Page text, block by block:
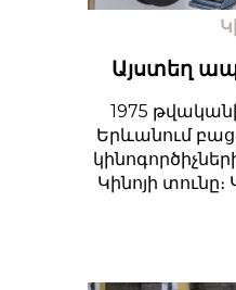
Այստեղ
1975
Երևանում
Կինոյի տունը։